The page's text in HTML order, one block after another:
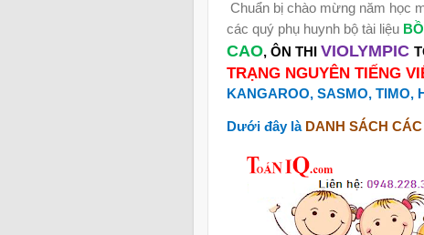
Chuẩn bị chào mừng năm học
các quý phụ huynh bộ tài liệu
CAO, ÔN THI VIOLYMPIC
TRẠNG NGUYÊN TIẾNG
KANGAROO, SASMO,
Dưới đây là DANH SÁCH